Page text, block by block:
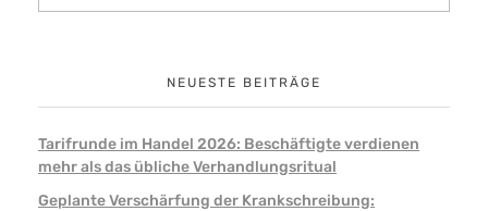
NEUESTE BEITRÄGE
Tarifrunde im Handel 2026: Beschäftigte verdienen
mehr als das übliche Verhandlungsritual
Geplante Verschärfung der Krankschreibung: